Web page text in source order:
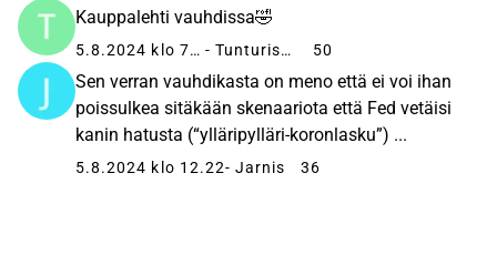
Kauppalehti vauhdissa🤣
5.8.2024 klo 7.15 - Tunturisusi 50
Sen verran vauhdikasta on meno että ei voi ihan
poissulkea sitäkään skenaariota että Fed vetäisi
kanin hatusta (“ylläripylläri-koronlasku”) ...
5.8.2024 klo 12.22- Jarnis 36